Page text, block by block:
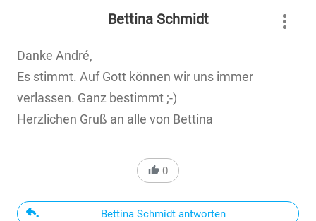
Bettina Schmidt
Danke André,
Es stimmt. Auf Gott können wir uns immer
verlassen. Ganz bestimmt ;-)
Herzlichen Gruß an alle von Bettina
0
Bettina Schmidt antworten